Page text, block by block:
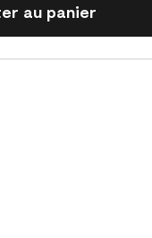
au panier